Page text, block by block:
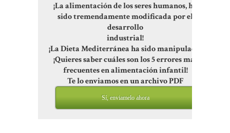
¡La alimentación de los seres humanos, ha
sido tremendamente modificada por el
desarrollo
industrial!
¡La Dieta Mediterránea ha sido manipulada!
¡Quieres saber cuáles son los 5 errores más
frecuentes en alimentación infantil!
Te lo enviamos en un archivo PDF
Sí, enviamelo ahora